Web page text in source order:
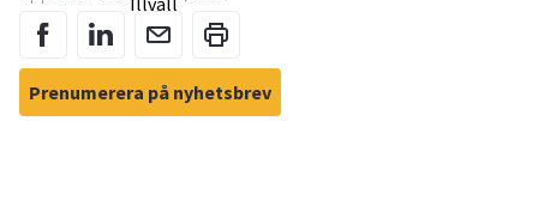
Prenumerera på nyhetsbrev